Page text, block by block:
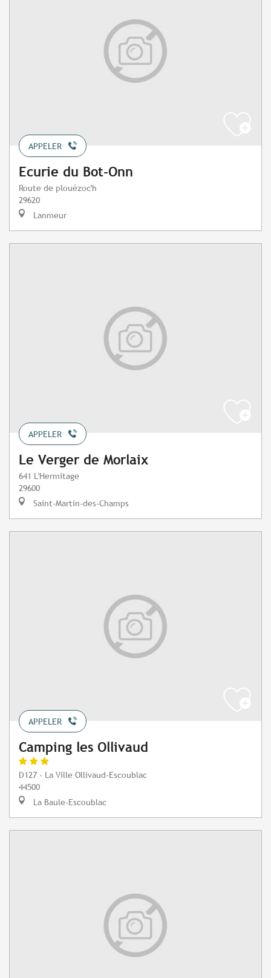
APPELER
Ecurie du Bot-Onn
Route de plouézoc'h
29620
Lanmeur
APPELER
Le Verger de Morlaix
641 L'Hermitage
29600
Saint-Martin-des-Champs
APPELER
Camping les Ollivaud
D127 - La Ville Ollivaud-Escoublac
44500
La Baule-Escoublac